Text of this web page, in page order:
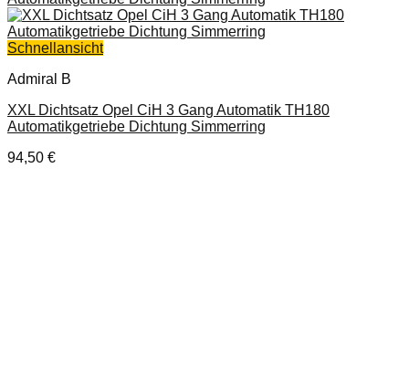
Schnellansicht
Admiral B
XXL Dichtsatz Opel CiH 3 Gang Automatik TH180
Automatikgetriebe Dichtung Simmerring
94,50 €